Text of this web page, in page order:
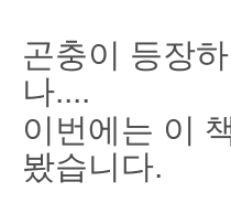
곤충이 등장
나....
이번에는 이
봤습니다.